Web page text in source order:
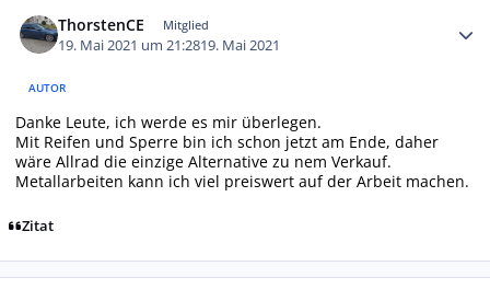
ThorstenCE Mitglied
19. Mai 2021 um 21:2819. Mai 2021
AUTOR
Danke Leute, ich werde es mir überlegen.
Mit Reifen und Sperre bin ich schon jetzt am Ende, daher
wäre Allrad die einzige Alternative zu nem Verkauf.
Metallarbeiten kann ich viel preiswert auf der Arbeit machen.
Zitat